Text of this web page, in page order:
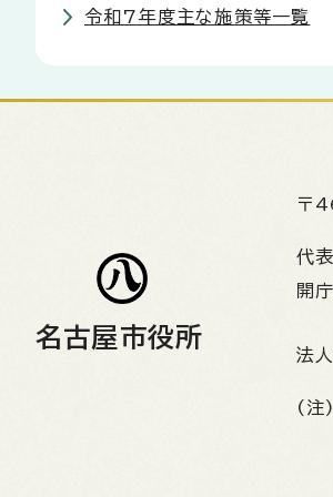
令和7年度主な施策等一覧
名古屋市役所
〒
代表
開
法人
(注)